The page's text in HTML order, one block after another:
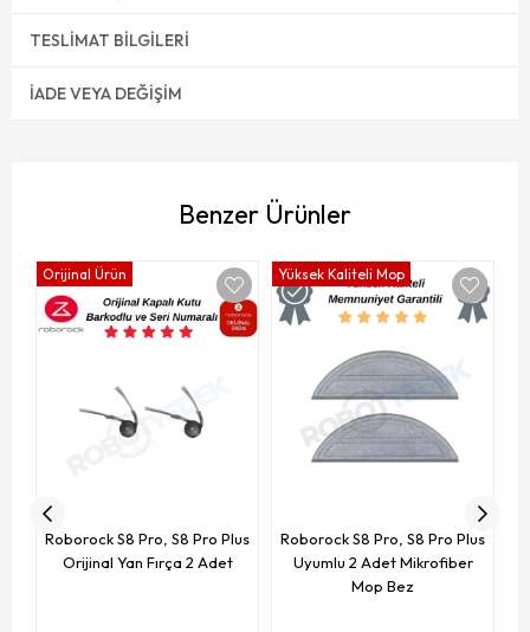
TESLIMAT BILGILERI
İADE VEYA DEĞIŞIM
Benzer Ürünler
Roborock S8 Pro, S8 Pro Plus
Orijinal Yan Fırça 2 Adet
Orijinal Ürün
Roborock S8 Pro, S8 Pro Plus
Uyumlu 2 Adet Mikrofiber
Mop Bez
Yüksek Kaliteli Mop